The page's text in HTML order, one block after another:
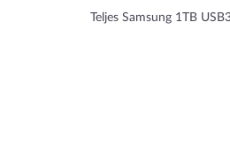
Teljes Samsung 1TB